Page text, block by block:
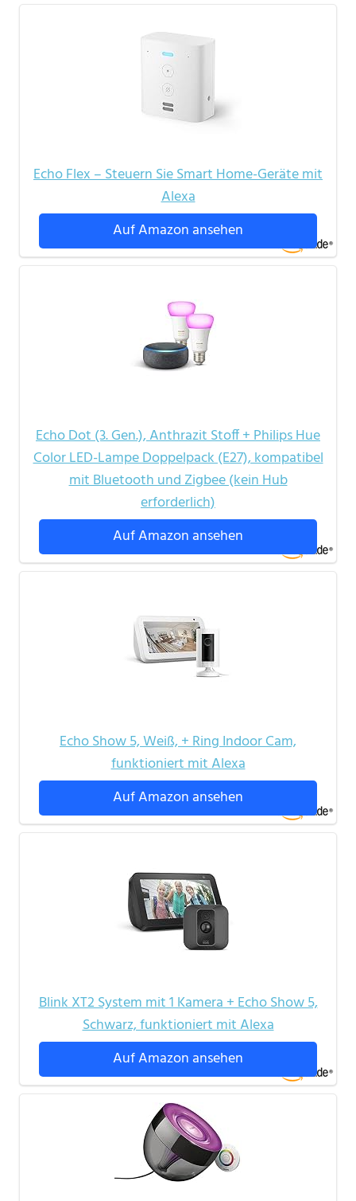
Echo Flex – Steuern Sie Smart Home-Geräte mit
Alexa
Auf Amazon ansehen
Echo Dot (3. Gen.), Anthrazit Stoff + Philips Hue
Color LED-Lampe Doppelpack (E27), kompatibel
mit Bluetooth und Zigbee (kein Hub
erforderlich)
Auf Amazon ansehen
Echo Show 5, Weiß, + Ring Indoor Cam,
funktioniert mit Alexa
Auf Amazon ansehen
Blink XT2 System mit 1 Kamera + Echo Show 5,
Schwarz, funktioniert mit Alexa
Auf Amazon ansehen